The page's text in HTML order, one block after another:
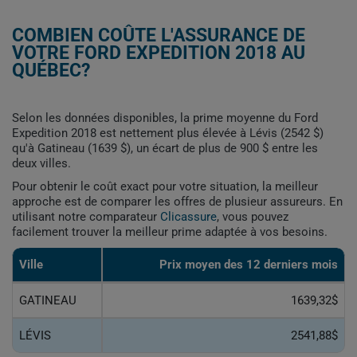
COMBIEN COÛTE L'ASSURANCE DE
VOTRE FORD EXPEDITION 2018 AU
QUÉBEC?
Selon les données disponibles, la prime moyenne du Ford
Expedition 2018 est nettement plus élevée à Lévis (2542 $)
qu'à Gatineau (1639 $), un écart de plus de 900 $ entre les
deux villes.
Pour obtenir le coût exact pour votre situation, la meilleur
approche est de comparer les offres de plusieur assureurs. En
utilisant notre comparateur Clicassure, vous pouvez
facilement trouver la meilleur prime adaptée à vos besoins.
Ville Prix ​​moyen des 12 derniers mois
GATINEAU 1639,32$
LÉVIS 2541,88$